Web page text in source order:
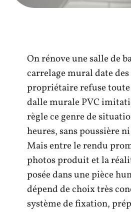
On rénove une salle de
carrelage mural date des
propriétaire refuse toute
dalle murale PVC
règle ce genre de
heures, sans poussière
Mais entre le rendu
photos produit et la
posée dans une pièce
dépend de choix très
système de fixation,